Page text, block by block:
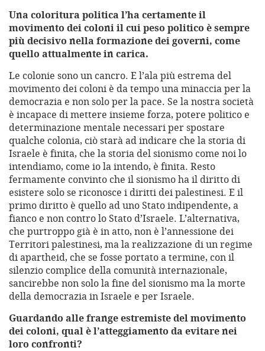
Una coloritura politica l’ha certamente il
movimento dei coloni il cui peso politico è sempre
più decisivo nella formazione dei governi, come
quello attualmente in carica.
Le colonie sono un cancro. E l’ala più estrema del
movimento dei coloni è da tempo una minaccia per la
democrazia e non solo per la pace. Se la nostra società
è incapace di mettere insieme forza, potere politico e
determinazione mentale necessari per spostare
qualche colonia, ciò starà ad indicare che la storia di
Israele è finita, che la storia del sionismo come noi lo
intendiamo, come io la intendo, è finita. Resto
fermamente convinto che il sionismo ha il diritto di
esistere solo se riconosce i diritti dei palestinesi. E il
primo diritto è quello ad uno Stato indipendente, a
fianco e non contro lo Stato d’Israele. L’alternativa,
che purtroppo già è in atto, non è l’annessione dei
Territori palestinesi, ma la realizzazione di un regime
di apartheid, che se fosse portato a termine, con il
silenzio complice della comunità internazionale,
sancirebbe non solo la fine del sionismo ma la morte
della democrazia in Israele e per Israele.
Guardando alle frange estremiste del movimento
dei coloni, qual è l’atteggiamento da evitare nei
loro confronti?